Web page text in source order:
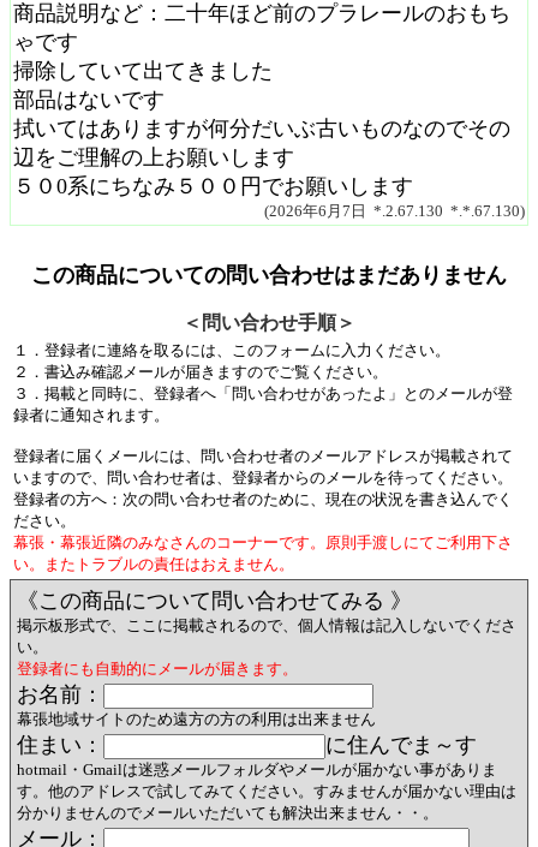
商品説明など：二十年ほど前のプラレールのおもち
ゃです
掃除していて出てきました
部品はないです
拭いてはありますが何分だいぶ古いものなのでその
辺をご理解の上お願いします
５０0系にちなみ５００円でお願いします
(2026年6月7日 *.2.67.130 *.*.67.130)
この商品についての問い合わせはまだありません
＜問い合わせ手順＞
１．登録者に連絡を取るには、このフォームに入力ください。
２．書込み確認メールが届きますのでご覧ください。
３．掲載と同時に、登録者へ「問い合わせがあったよ」とのメールが登
録者に通知されます。
登録者に届くメールには、問い合わせ者のメールアドレスが掲載されて
いますので、問い合わせ者は、登録者からのメールを待ってください。
登録者の方へ：次の問い合わせ者のために、現在の状況を書き込んでく
ださい。
幕張・幕張近隣のみなさんのコーナーです。原則手渡しにてご利用下さ
い。またトラブルの責任はおえません。
《この商品について問い合わせてみる 》
掲示板形式で、ここに掲載されるので、個人情報は記入しないでくださ
い。
登録者にも自動的にメールが届きます。
お名前：
幕張地域サイトのため遠方の方の利用は出来ません
住まい： に住んでま～す
hotmail・Gmailは迷惑メールフォルダやメールが届かない事がありま
す。他のアドレスで試してみてください。すみませんが届かない理由は
分かりませんのでメールいただいても解決出来ません・・。
メール：